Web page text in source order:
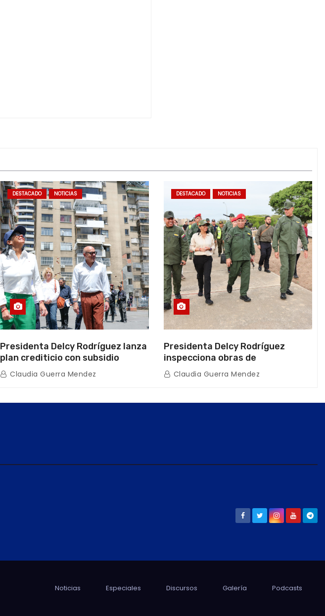
DESTACADO NOTICIAS
Presidenta Delcy Rodríguez lanza
plan crediticio con subsidio
directo en encuentro con Juntas
de Condominio
Claudia Guerra Mendez
DESTACADO NOTICIAS
Presidenta Delcy Rodríguez
inspecciona obras de
restauración en Escuela Naval
tras afectaciones sísmicas en La
Claudia Guerra Mendez
Noticias Especiales Discursos Galería Podcasts